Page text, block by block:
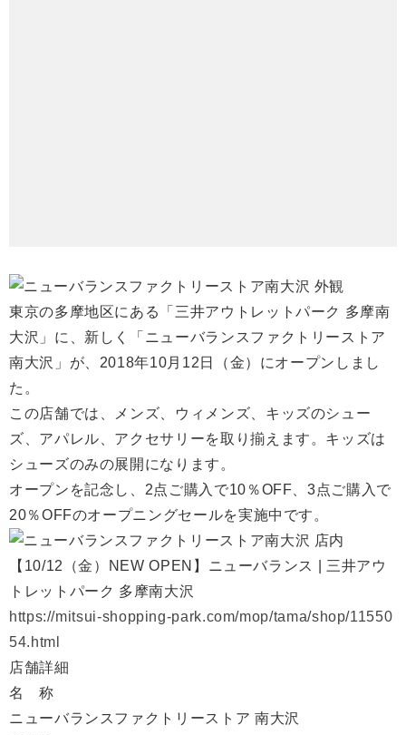
東京の多摩地区にある「三井アウトレットパーク 多摩南
大沢」に、新しく「ニューバランスファクトリーストア
南大沢」が、2018年10月12日（金）にオープンしまし
た。
この店舗では、メンズ、ウィメンズ、キッズのシュー
ズ、アパレル、アクセサリーを取り揃えます。キッズは
シューズのみの展開になります。
オープンを記念し、2点ご購入で10％OFF、3点ご購入で
20％OFFのオープニングセールを実施中です。
【10/12（金）NEW OPEN】ニューバランス | 三井アウ
トレットパーク 多摩南大沢
https://mitsui-shopping-park.com/mop/tama/shop/11550
54.html
店舗詳細
名 称
ニューバランスファクトリーストア 南大沢